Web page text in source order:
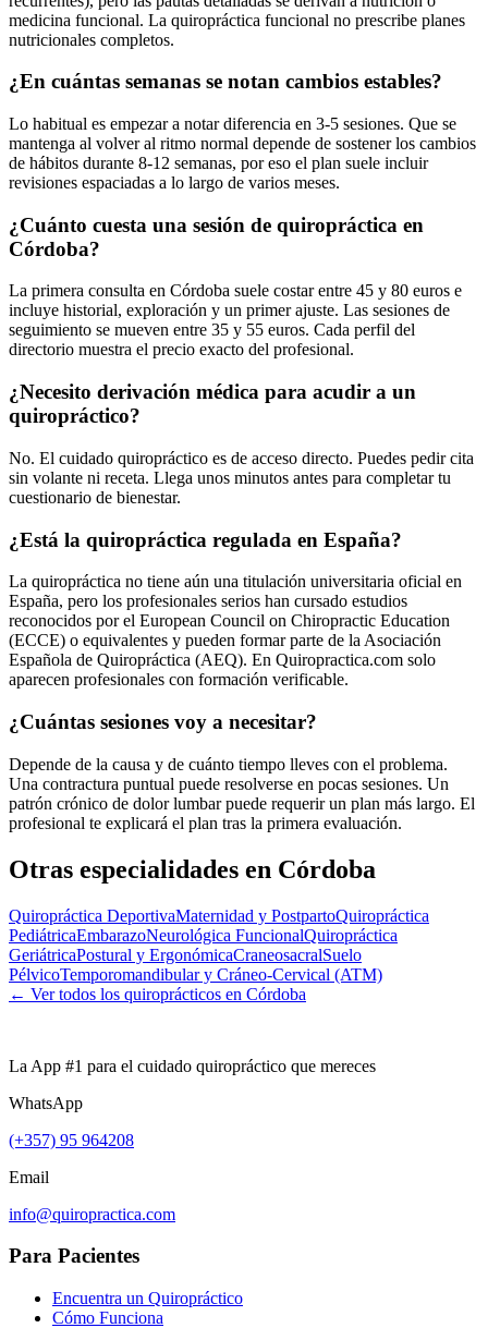
medicina funcional. La quiropráctica funcional no prescribe planes
nutricionales completos.
¿En cuántas semanas se notan cambios estables?
Lo habitual es empezar a notar diferencia en 3-5 sesiones. Que se
mantenga al volver al ritmo normal depende de sostener los cambios
de hábitos durante 8-12 semanas, por eso el plan suele incluir
revisiones espaciadas a lo largo de varios meses.
¿Cuánto cuesta una sesión de quiropráctica en
Córdoba?
La primera consulta en Córdoba suele costar entre 45 y 80 euros e
incluye historial, exploración y un primer ajuste. Las sesiones de
seguimiento se mueven entre 35 y 55 euros. Cada perfil del
directorio muestra el precio exacto del profesional.
¿Necesito derivación médica para acudir a un
quiropráctico?
No. El cuidado quiropráctico es de acceso directo. Puedes pedir cita
sin volante ni receta. Llega unos minutos antes para completar tu
cuestionario de bienestar.
¿Está la quiropráctica regulada en España?
La quiropráctica no tiene aún una titulación universitaria oficial en
España, pero los profesionales serios han cursado estudios
reconocidos por el European Council on Chiropractic Education
(ECCE) o equivalentes y pueden formar parte de la Asociación
Española de Quiropráctica (AEQ). En Quiropractica.com solo
aparecen profesionales con formación verificable.
¿Cuántas sesiones voy a necesitar?
Depende de la causa y de cuánto tiempo lleves con el problema.
Una contractura puntual puede resolverse en pocas sesiones. Un
patrón crónico de dolor lumbar puede requerir un plan más largo. El
profesional te explicará el plan tras la primera evaluación.
Otras especialidades en Córdoba
Quiropráctica DeportivaMaternidad y PostpartoQuiropráctica
PediátricaEmbarazoNeurológica FuncionalQuiropráctica
GeriátricaPostural y ErgonómicaCraneosacralSuelo
PélvicoTemporomandibular y Cráneo-Cervical (ATM)
← Ver todos los quiroprácticos en Córdoba
La App #1 para el cuidado quiropráctico que mereces
WhatsApp
(+357) 95 964208
Email
info@quiropractica.com
Para Pacientes
Encuentra un Quiropráctico
Cómo Funciona